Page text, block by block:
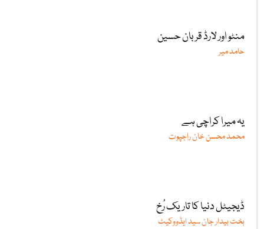
منٹو اور لارڈ قربان حسین
حامد میر
یہ میرا کراچی ہے
محمد محسن خان راجپوت
ڈیجیٹل دنیا کا تاریک رُخ
بخت بیدار جان سید ایڈووکیٹ